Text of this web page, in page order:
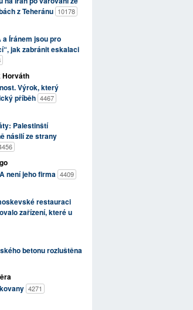
z Teheránu 10178
a Íránem jsou pro
jak zabránit eskalaci
Horváth
Výrok, který
příběh 4467
Palestinští
násilí ze strany
není jeho firma 4409
restauraci
zařízení, které u
betonu rozluštěna
4271